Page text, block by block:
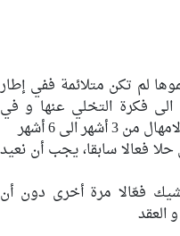
لم تكن متلائمة ففي إطار
الى فكرة التخلي عنها و في
الى 6 أشهر
فعالا سابقا، يجب أن نعيد
فعّالا مرة أخرى دون أن
العقد